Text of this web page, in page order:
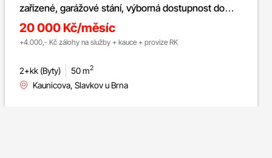
zařízené, garážové stání, výborná dostupnost do
Brna, ul. Kaunicova
20 000 Kč/měsíc
+4.000,- Kč zálohy na služby + kauce + provize RK
2+kk (Byty) 50 m2
Kaunicova, Slavkov u Brna